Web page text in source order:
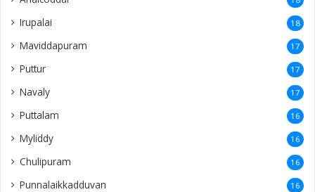
Irupalai 18
Maviddapuram 17
Puttur 17
Navaly 17
Puttalam 16
Myliddy 16
Chulipuram 16
Punnalaikkadduvan 16